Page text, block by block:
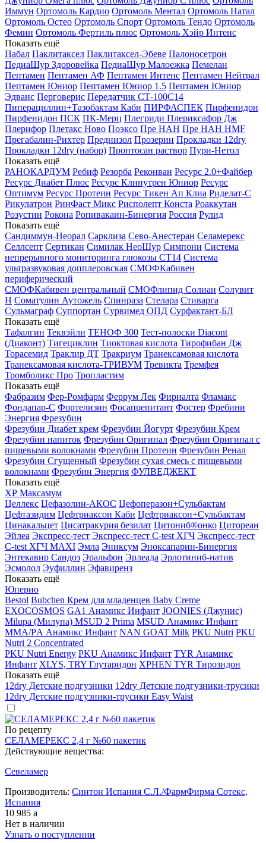
Иммун Ортомоль Кардио Ортомоль Ментал Ортомоль Натал
Ортомоль Остео Ортомоль Спорт Ортомоль Тендо Ортомоль
Фемин Ортомоль Фертиль плюс Ортомоль Хэйр Интенс
Показать ещё
Пабал Паклитаксел Паклитаксел-Эбеве Палоносетрон
ПедиаШур Здоровейка ПедиаШур Малоежка Пемелан
Пептамен Пептамен АФ Пептамен Интенс Пептамен Нейтрал
Пептамен Юниор Пептамен Юниор 1.5 Пептамен Юниор
Эдванс Перговерис Передатчик СТ-100С14
Пиперациллин+Тазобактам Каби ПИРФАСПЕК Пирфенидон
Пирфенидон ПСК ПК-Мерц Плегриди Плериксафор Дж
Плерифор Плетакс Ново Поэксо Пре НАН Пре НАН HMF
Прегабалин-Рихтер Преднизол Прозерин Прокладки 12dry
Прокладки 12dry (набор) Пронтосан раствор Пури-Нетол
Показать ещё
РАНОКАРДУМ Ребиф Резорба Реконван Ресурс 2.0+Файбер
Ресурс Диабет Плюс Ресурс Клинутрен Юниор Ресурс
Оптимум Ресурс Протеин Ресурс Тикен Ап Клиа Риделат-С
Рикулатрон РинФаст Микс Рисполепт Конста Роаккутан
Розустин Рокона Ропивакаин-Бинергия Россия Рулид
Показать ещё
Сандиммун-Неорал Сарклиза Сево-Анестеран Селамерекс
Селлсепт Сертикан Симилак НеоШур Симпони Система
непрерывного мониторинга глюкозы СТ14 Система
ультразвуковая допплеровская СМОФКабивен
периферический
СМОФКабивен центральный СМОФлипид Солиан Солувит
Н Соматулин Аутожель Спинраза Стелара Стиварга
Сульмаграф Суппортан Сурвимед ОПД Сурфактант-БЛ
Показать ещё
Тафалгин Теквэйли ТЕНОФ 300 Тест-полоски Diacont
(Диаконт) Тигециклин Тиоктовая кислота Тирофибан Дж
Торасемид Траклир ДТ Тракриум Транексамовая кислота
Транексамовая кислота-ТРИВУМ Тревикта Тремфея
Тромболикс Про Тропластим
Показать ещё
Фабразим Фер-Ромфарм Феррум Лек Фириалта Фламакс
Фондапар-С Фортелизин Фосапрепитант Фостер Фребини
Энергия Фрезубин
Фрезубин Диабет крем Фрезубин Йогурт Фрезубин Крем
Фрезубин напиток Фрезубин Оригинал Фрезубин Оригинал с
пищевыми волокнами Фрезубин Протеин Фрезубин Ренал
Фрезубин Сгущенный Фрезубин сухая смесь с пищевыми
волокнами Фрезубин Энергия ФУЛВЕДЖЕКТ
Показать ещё
ХР Максамум
Целлекс Цефазолин-АКОС Цефоперазон+Сульбактам
Цефтазидим Цефтриаксон Каби Цефтриаксон+Сульбактам
Цинакальцет Цисатракурия безилат Цитониб®онко Цитореан
Эйлеа Экспресс-тест Экспресс-тест C-test ХГЧ Экспресс-тест
C-test ХГЧ MAXI Эмла Эниксум Эноксапарин-Бинергия
Энтекавир Сандоз Эральфон Эрлеада Эрлотиниб-натив
Эсмолол Эуфиллин Эфавиренз
Показать ещё
Юперио
Bestol Bubchen Крем для младенцев Baby Creme
EXOCOSMOS GA1 Анамикс Инфант JOONIES (Джунис)
Milupa (Милупа) MSUD 2 Prima MSUD Анамикс Инфант
MМА/PА Анамикс Инфант NAN GOAT Milk PKU Nutri PKU
Nutri 2 Concentrated
PKU Nutri Energy PKU Анамикс Инфант TYR Анамикс
Инфант XLYS, TRY Глутаридон XPHEN TYR Тирозидон
Показать ещё
12dry Детские подгузники 12dry Детские подгузники-трусики
12dry Детские подгузники-трусики Easy Waist
По рецепту
СЕЛАМЕРЕКС 2,4 г №60 пакетик
Действующие вещества:
Севеламер
Производитель: Синтон Испания С.Л./ФармФирма Сотекс,
Испания
10 985 a
Нет в наличии
Узнать о поступлении